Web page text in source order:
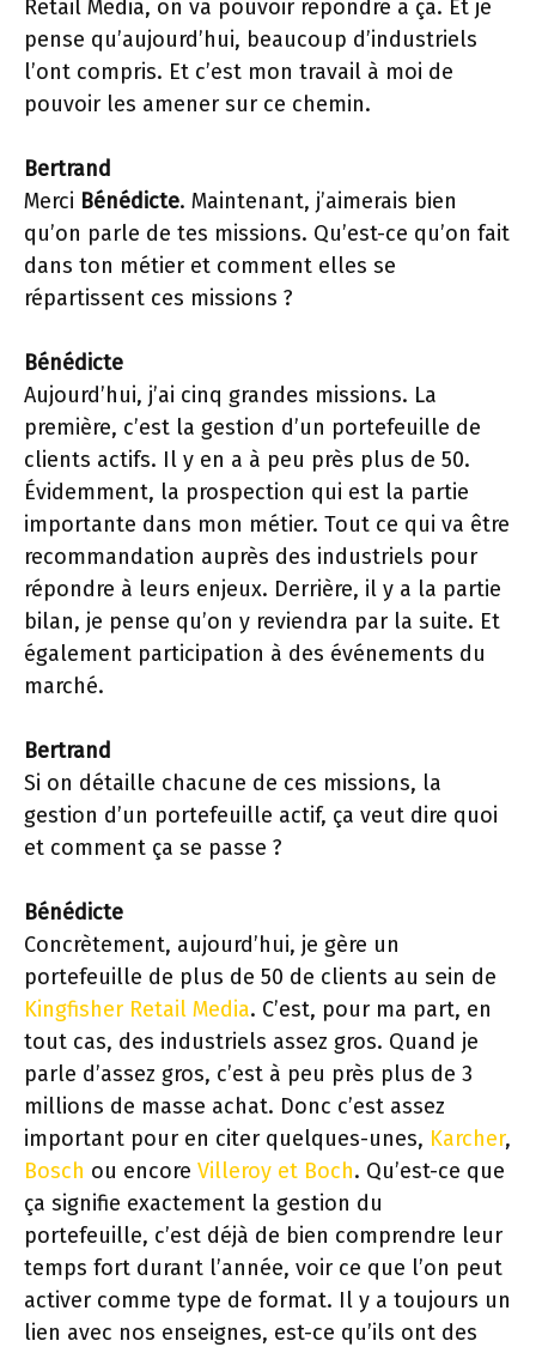
Retail Media, on va pouvoir répondre à ça. Et je
pense qu’aujourd’hui, beaucoup d’industriels
l’ont compris. Et c’est mon travail à moi de
pouvoir les amener sur ce chemin.
Bertrand
Merci Bénédicte. Maintenant, j’aimerais bien
qu’on parle de tes missions. Qu’est-ce qu’on fait
dans ton métier et comment elles se
répartissent ces missions ?
Bénédicte
Aujourd’hui, j’ai cinq grandes missions. La
première, c’est la gestion d’un portefeuille de
clients actifs. Il y en a à peu près plus de 50.
Évidemment, la prospection qui est la partie
importante dans mon métier. Tout ce qui va être
recommandation auprès des industriels pour
répondre à leurs enjeux. Derrière, il y a la partie
bilan, je pense qu’on y reviendra par la suite. Et
également participation à des événements du
marché.
Bertrand
Si on détaille chacune de ces missions, la
gestion d’un portefeuille actif, ça veut dire quoi
et comment ça se passe ?
Bénédicte
Concrètement, aujourd’hui, je gère un
portefeuille de plus de 50 de clients au sein de
Kingfisher Retail Media. C’est, pour ma part, en
tout cas, des industriels assez gros. Quand je
parle d’assez gros, c’est à peu près plus de 3
millions de masse achat. Donc c’est assez
important pour en citer quelques-unes, Karcher,
Bosch ou encore Villeroy et Boch. Qu’est-ce que
ça signifie exactement la gestion du
portefeuille, c’est déjà de bien comprendre leur
temps fort durant l’année, voir ce que l’on peut
activer comme type de format. Il y a toujours un
lien avec nos enseignes, est-ce qu’ils ont des